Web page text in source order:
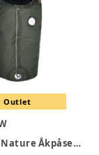
Outlet
Easygrow Nature Åkpåse - Green Forest